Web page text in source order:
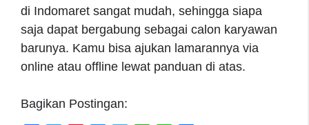
di Indomaret sangat mudah, sehingga siapa
saja dapat bergabung sebagai calon karyawan
barunya. Kamu bisa ajukan lamarannya via
online atau offline lewat panduan di atas.
Bagikan Postingan: